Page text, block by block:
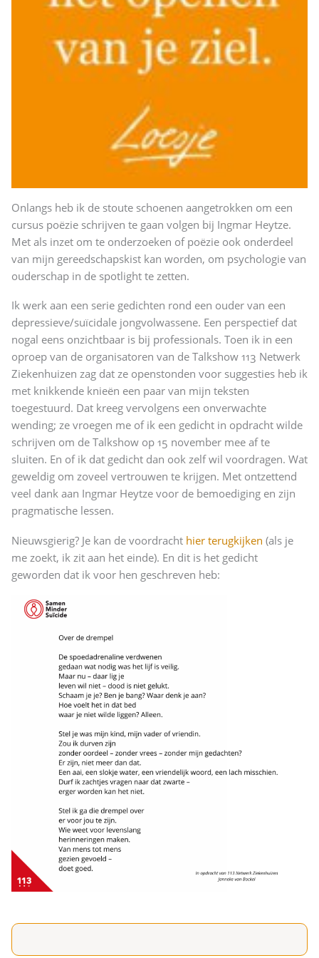
Onlangs heb ik de stoute schoenen aangetrokken om een
cursus poëzie schrijven te gaan volgen bij Ingmar Heytze.
Met als inzet om te onderzoeken of poëzie ook onderdeel
van mijn gereedschapskist kan worden, om psychologie van
ouderschap in de spotlight te zetten.
Ik werk aan een serie gedichten rond een ouder van een
depressieve/suïcidale jongvolwassene. Een perspectief dat
nogal eens onzichtbaar is bij professionals. Toen ik in een
oproep van de organisatoren van de Talkshow 113 Netwerk
Ziekenhuizen zag dat ze openstonden voor suggesties heb ik
met knikkende knieën een paar van mijn teksten
toegestuurd. Dat kreeg vervolgens een onverwachte
wending; ze vroegen me of ik een gedicht in opdracht wilde
schrijven om de Talkshow op 15 november mee af te
sluiten. En of ik dat gedicht dan ook zelf wil voordragen. Wat
geweldig om zoveel vertrouwen te krijgen. Met ontzettend
veel dank aan Ingmar Heytze voor de bemoediging en zijn
pragmatische lessen.
Nieuwsgierig? Je kan de voordracht hier terugkijken (als je
me zoekt, ik zit aan het einde). En dit is het gedicht
geworden dat ik voor hen geschreven heb: